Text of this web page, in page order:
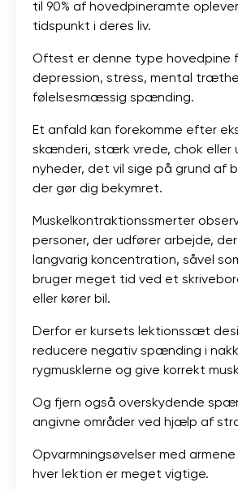
til 90% af hovedpineramte
tidspunkt i deres liv.
Oftest er denne type hovedpine
depression, stress, mental
følelsesmæssig spænding.
Et anfald kan forekomme efter
skænderi, stærk vrede, chok eller
nyheder, det vil sige på grund af
der gør dig bekymret.
Muskelkontraktionssmerter
personer, der udfører arbejde,
langvarig koncentration, såvel
bruger meget tid ved et
eller kører bil.
Derfor er kursets lektionssæt
reducere negativ spænding i
rygmusklerne og give korrekt
Og fjern også overskydende
angivne områder ved hjælp af
Opvarmningsøvelser med
hver lektion er meget vigtige.